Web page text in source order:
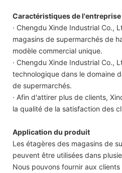
Caractéristiques de l'entreprise
· Chengdu Xinde Industrial Co.,
magasins de supermarchés de
modèle commercial unique.
· Chengdu Xinde Industrial Co.,
technologique dans le domaine
de supermarchés.
· Afin d'attirer plus de clients,
la qualité de la satisfaction des
Application du produit
Les étagères des magasins de
peuvent être utilisées dans
Nous pouvons fournir aux